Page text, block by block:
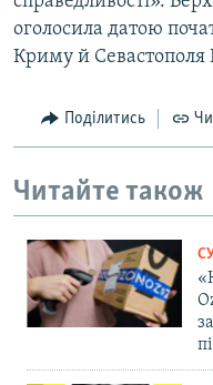
оголосила датою
Криму й Севастополя
Поділитись
Читайте також